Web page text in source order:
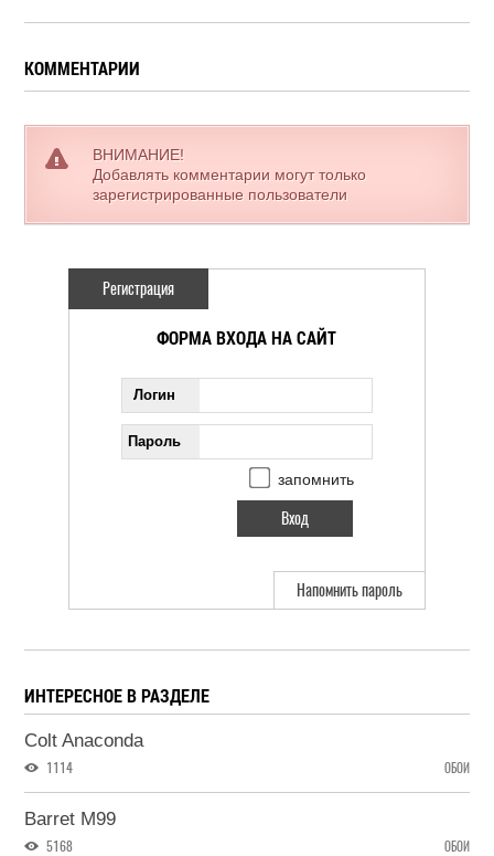
КОММЕНТАРИИ
ВНИМАНИЕ!
Добавлять комментарии могут только
зарегистрированные пользователи
Регистрация
ФОРМА ВХОДА НА САЙТ
Логин
Пароль
запомнить
Напомнить пароль
ИНТЕРЕСНОЕ В РАЗДЕЛЕ
Colt Anaconda
1114 ОБОИ
Barret M99
5168 ОБОИ